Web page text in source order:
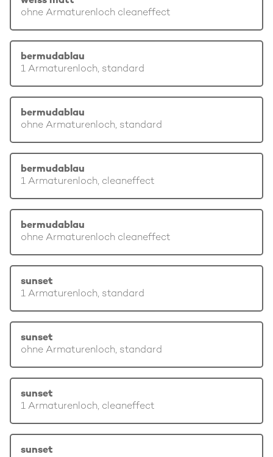
ohne Armaturenloch cleaneffect
bermudablau
1 Armaturenloch, standard
bermudablau
ohne Armaturenloch, standard
bermudablau
1 Armaturenloch, cleaneffect
bermudablau
ohne Armaturenloch cleaneffect
sunset
1 Armaturenloch, standard
sunset
ohne Armaturenloch, standard
sunset
1 Armaturenloch, cleaneffect
sunset